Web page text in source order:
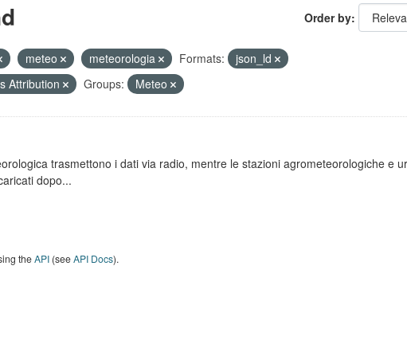
Order by
meteo meteorologia Formats:
json_ld
Attribution Groups: Meteo
trasmettono i dati via radio, mentre le stazioni agrometeorologiche e
dopo...
theAPI(seeAPI Docs).